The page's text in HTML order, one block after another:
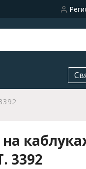
3392